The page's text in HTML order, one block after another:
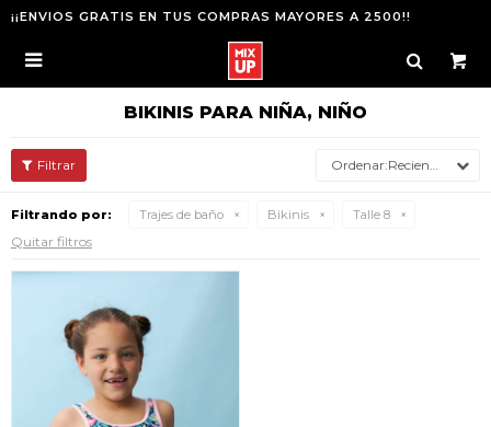
¡¡ENVIOS GRATIS EN TUS COMPRAS MAYORES A 2500!!

BIKINIS PARA NIÑA, NIÑO
Recientes
Filtrando por: Trajes de baño Bikinis Talle 8
Quitar filtros